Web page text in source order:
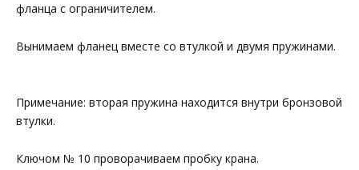
фланца с ограничителем.
Вынимаем фланец вместе со втулкой и двумя пружинами.
Примечание: вторая пружина находится внутри бронзовой
втулки.
Ключом № 10 проворачиваем пробку крана.